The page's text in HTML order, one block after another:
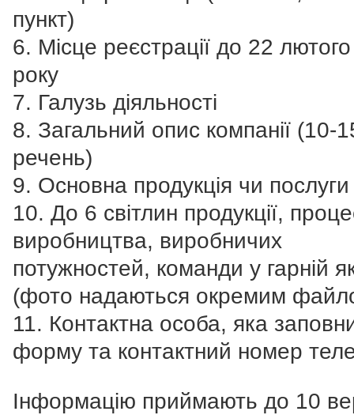
пункт)
6. Місце реєстрації до 22
року
7. Галузь діяльності
8. Загальний опис компанії (10-
речень)
9. Основна продукція чи послуги
10. До 6 світлин продукції,
виробництва, виробничих
потужностей, команди у гарній
(фото надаються окремим
11. Контактна особа, яка
форму та контактний номер
Інформацію приймають до 10